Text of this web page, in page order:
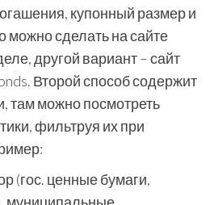
купонный размер и
можно сделать на сайте
другой вариант – сайт
Второй способ содержит
там можно посмотреть
фильтруя их при
(гос. ценные бумаги,